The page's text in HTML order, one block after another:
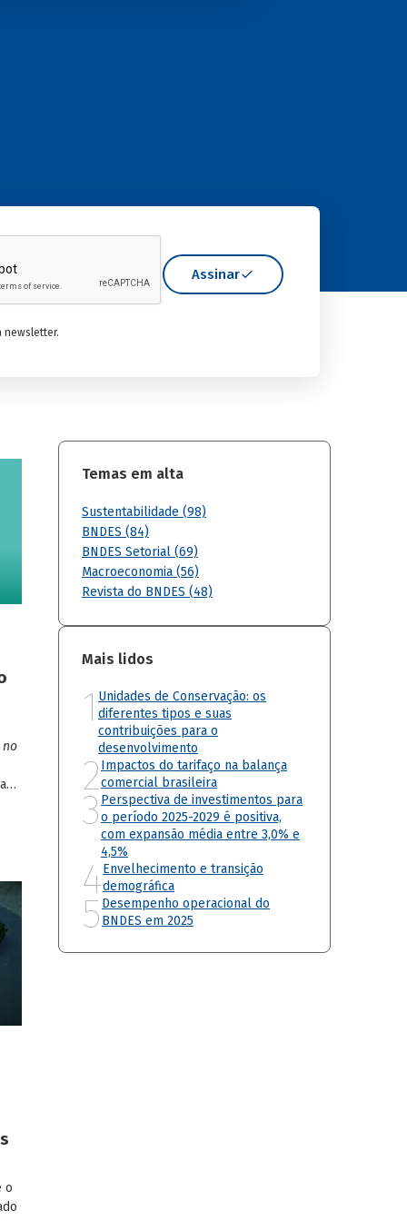
Assinar
newsletter.
no
o
Temas em alta
Sustentabilidade (98)
BNDES (84)
BNDES Setorial (69)
Macroeconomia (56)
Revista do BNDES (48)
Mais lidos
1 Unidades de Conservação: os
diferentes tipos e suas
contribuições para o
desenvolvimento
2Impactos do tarifaço na balança
comercial brasileira
3 Perspectiva de investimentos para
o período 2025-2029 é positiva,
com expansão média entre 3,0% e
4,5%
4Envelhecimento e transição
demográfica
5 Desempenho operacional do
BNDES em 2025